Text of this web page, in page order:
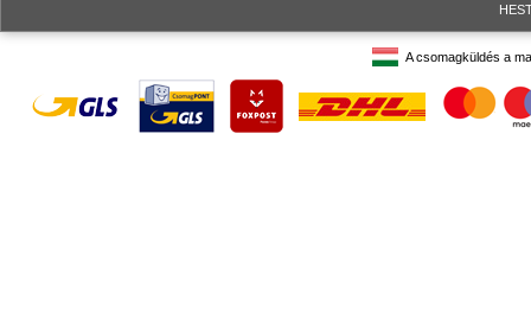
A csomagküldés a